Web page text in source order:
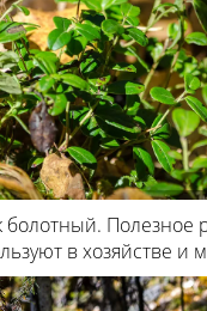
болотный. Полезное
в хозяйстве и